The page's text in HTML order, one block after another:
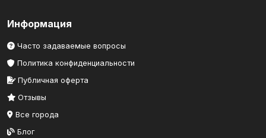
Информация
Часто задаваемые вопросы
Политика конфиденциальности
Публичная оферта
Отзывы
Все города
Блог